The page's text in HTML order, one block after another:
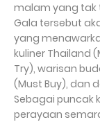
malam yang tak
Gala tersebut
yang
kuliner Thailand
Try), warisan
(Must Buy), dan
Sebagai puncak
perayaan